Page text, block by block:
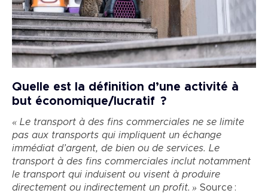
Quelle est la définition d’une activité à
but économique/lucratif ?
« Le transport à des fins commerciales ne se limite
pas aux transports qui impliquent un échange
immédiat d’argent, de bien ou de services. Le
transport à des fins commerciales inclut notamment
le transport qui induisent ou visent à produire
directement ou indirectement un profit. » Source :